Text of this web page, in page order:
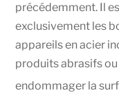
précédemment. Il
exclusivement les
appareils en acier
produits abrasifs
endommager la